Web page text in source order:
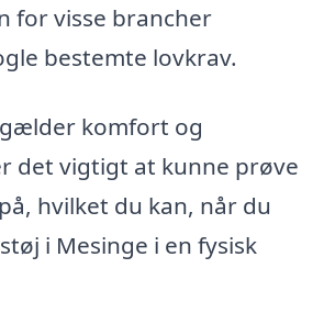
for visse brancher
bestemte lovkrav.
komfort og
det vigtigt at kunne prøve
hvilket du kan, når du
i Mesinge i en fysisk